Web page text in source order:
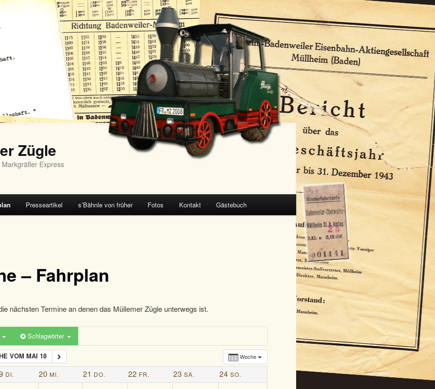
Zügle
Express
Presseartikel s’Bähnle von früher Fotos Kontakt Gästebuch
– Fahrplan
nächsten Termine an denen das Müllemer Zügle unterwegs ist.
Schlagwörter
Woche
VOM MAI 18
DI. 20 MI. 21 DO. 22 FR. 23 SA. 24 SO.